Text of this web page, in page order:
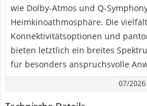
wie Dolby-Atmos und Q-
Heimkinoathmosphäre. Die
Konnektivitätsoptionen und
bieten letztlich ein breites
für besonders anspruchsvolle
07/2026